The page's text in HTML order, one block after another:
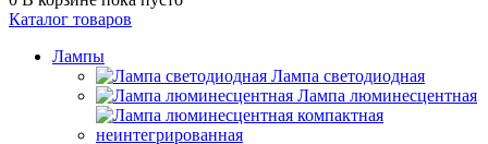
Каталог товаров
Лампы
Лампа светодиодная
Лампа люминесцентная